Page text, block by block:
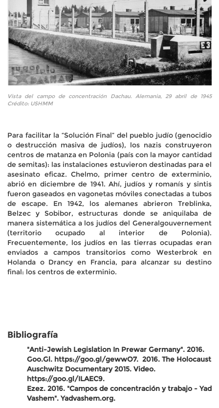
Vista del campo de concentración Dachau. Alemania, 29 abril de 1945
Crédito: USHMM
Para facilitar la “Solución Final” del pueblo judío (genocidio
o destrucción masiva de judíos), los nazis construyeron
centros de matanza en Polonia (país con la mayor cantidad
de semitas): las instalaciones estuvieron destinadas para el
asesinato eficaz. Chelmo, primer centro de exterminio,
abrió en diciembre de 1941. Ahí, judíos y romanís y sintis
fueron gaseados en vagonetas móviles conectadas a tubos
de escape. En 1942, los alemanes abrieron Treblinka,
Belzec y Sobibor, estructuras donde se aniquilaba de
manera sistemática a los judíos del Generalgouvernement
(territorio ocupado al interior de Polonia).
Frecuentemente, los judíos en las tierras ocupadas eran
enviados a campos transitorios como Westerbrok en
Holanda o Drancy en Francia, para alcanzar su destino
final: los centros de exterminio.
Bibliografía
"Anti-Jewish Legislation In Prewar Germany". 2016.
Goo.Gl. https://goo.gl/gewwO7. 2016. The Holocaust
Auschwitz Documentary 2015. Video.
https://goo.gl/ILAEC9.
Ezez. 2016. "Campos de concentración y trabajo - Yad
Vashem". Yadvashem.org.